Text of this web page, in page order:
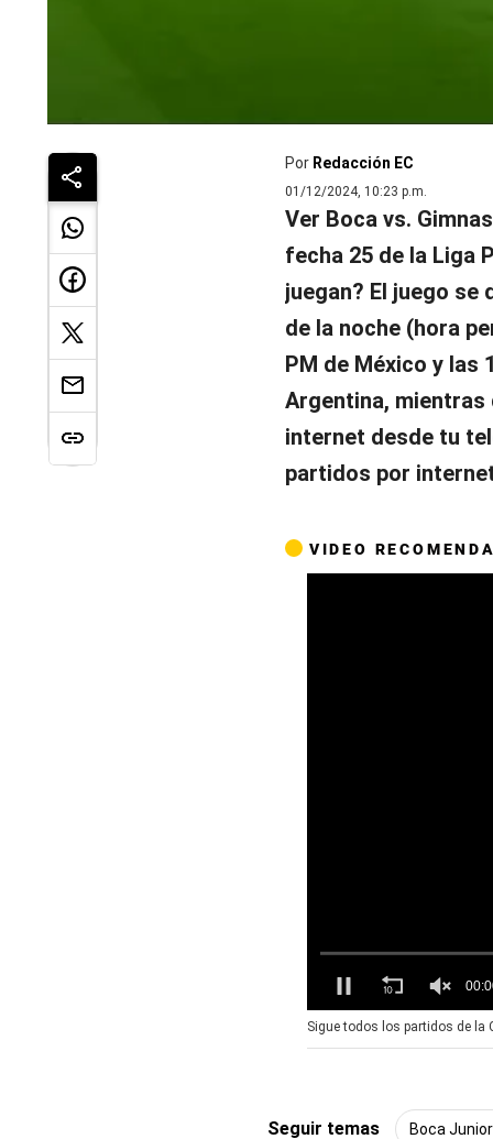
Por Redacción EC
01/12/2024, 10:23 p.m.
Ver Boca vs.
fecha 25 de la Liga
juegan? El juego se
de la noche (hora
PM de México y las
Argentina, mientras
internet desde tu
partidos por
VIDEO
0
s
e
d
Sigue todos los partidos de la
Seguir temas Boca